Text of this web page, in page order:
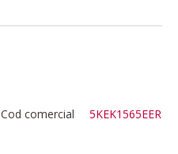
Cod comercial 5KEK1565EER